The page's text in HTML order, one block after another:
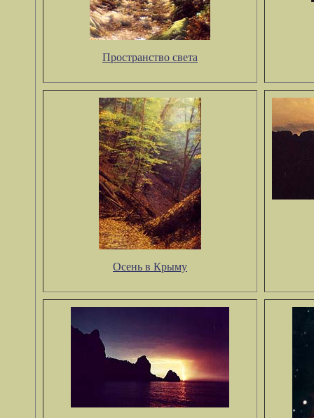
Пространство света
Осень в Крыму